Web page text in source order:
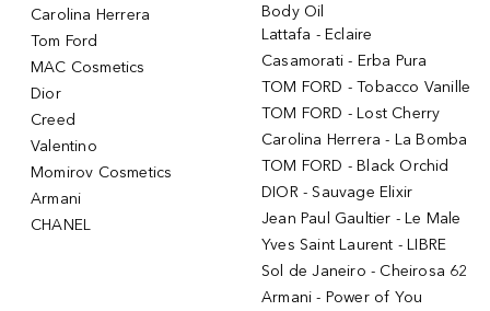
Carolina Herrera
Tom Ford
MAC Cosmetics
Dior
Creed
Valentino
Momirov Cosmetics
Armani
CHANEL
Body Oil
Lattafa - Eclaire
Casamorati - Erba Pura
TOM FORD - Tobacco Vanille
TOM FORD - Lost Cherry
Carolina Herrera - La Bomba
TOM FORD - Black Orchid
DIOR - Sauvage Elixir
Jean Paul Gaultier - Le Male
Yves Saint Laurent - LIBRE
Sol de Janeiro - Cheirosa 62
Armani - Power of You